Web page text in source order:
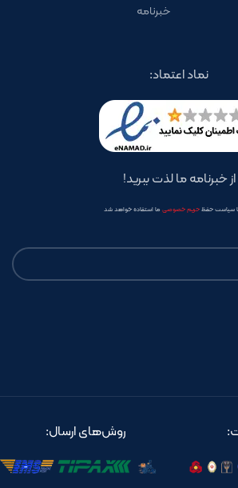
خبرنامه
نماد اعتماد:
از خبرنامه ما لذت ببرید!
سیاست حفظحریم خصوصی ما استفاده خواهد شد
روش‌های ارسال: